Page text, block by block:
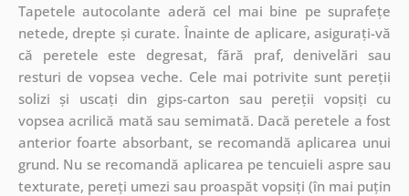
Tapetele autocolante aderă cel mai bine pe suprafețe
netede, drepte și curate. Înainte de aplicare, asigurați-vă
că peretele este degresat, fără praf, denivelări sau
resturi de vopsea veche. Cele mai potrivite sunt pereții
solizi și uscați din gips-carton sau pereții vopsiți cu
vopsea acrilică mată sau semimată. Dacă peretele a fost
anterior foarte absorbant, se recomandă aplicarea unui
grund. Nu se recomandă aplicarea pe tencuieli aspre sau
texturate, pereți umezi sau proaspăt vopsiți (în mai puțin